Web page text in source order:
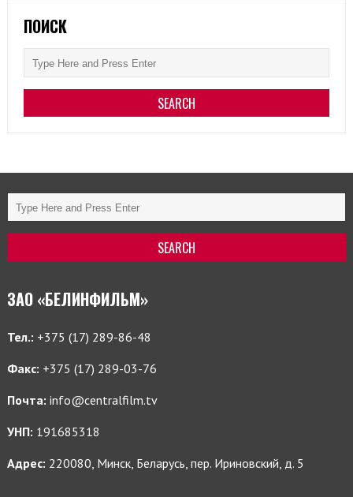
ПОИСК
ЗАО «БЕЛИНФИЛЬМ»
Тел.: +375 (17) 289-86-48
Факс: +375 (17) 289-03-76
Почта: info@centralfilm.tv
УНП: 191685318
Адрес: 220080, Минск, Беларусь, пер. Ириновский, д. 5